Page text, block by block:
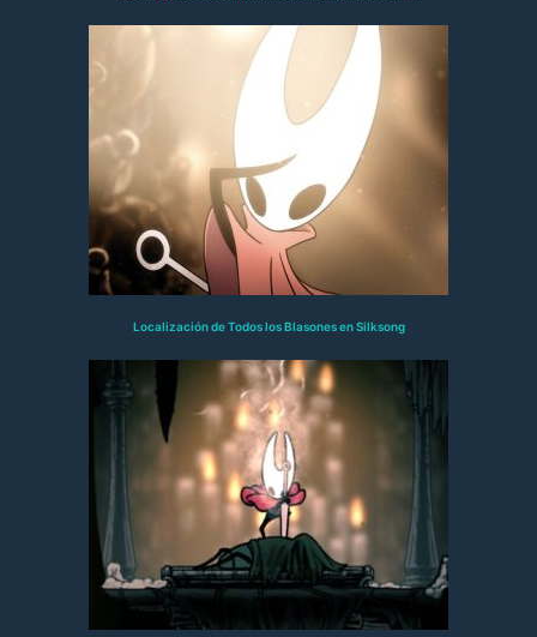
Localización de Todos los Blasones en Silksong